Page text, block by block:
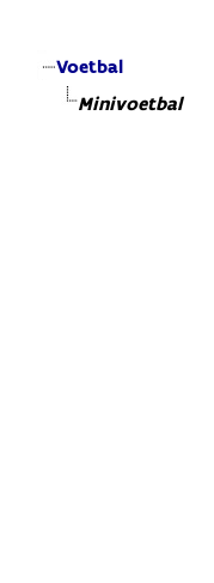
Voetbal
Minivoetbal